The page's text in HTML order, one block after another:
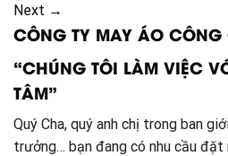
Next →
CÔNG TY MAY ÁO
“CHÚNG TÔI LÀM VIỆC
TÂM”
Quý Cha, quý anh chị trong ban
trưởng… bạn đang có nhu cầu đặt